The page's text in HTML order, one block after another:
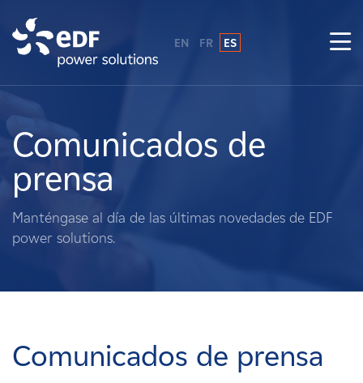
Sobre nosotros
Qué hacemos
Terratenientes
Carreras
EN FR ES
Comunicados de
prensa
Manténgase al día de las últimas novedades de EDF
power solutions.
Comunicados de prensa